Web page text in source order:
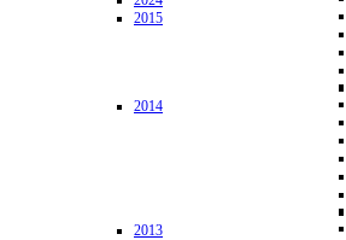
2015
2014
2013